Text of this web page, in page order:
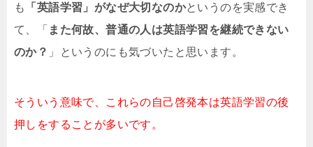
も
「英語学習」がなぜ大切なのかというのを実感でき
て、「 また何故、普通の人は英語学習を継続できない
のか？ 」というのにも気づいたと思います。
そういう意味で、これらの自己啓発本は英語学習の後
押しをすることが多いです。